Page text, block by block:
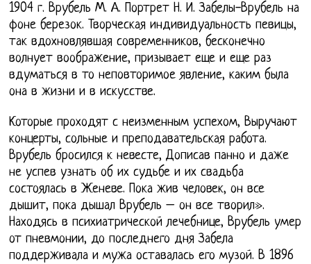
1904 г. Врубель М. А. Портрет Н. И. Забелы-Врубель на
фоне березок. Творческая индивидуальность певицы,
так вдохновлявшая современников, бесконечно
волнует воображение, призывает еще и еще раз
вдуматься в то неповторимое явление, каким была
она в жизни и в искусстве.
Которые проходят с неизменным успехом, Выручают
концерты, сольные и преподавательская работа.
Врубель бросился к невесте, Дописав панно и даже
не успев узнать об их судьбе и их свадьба
состоялась в Женеве. Пока жив человек, он все
дышит, пока дышал Врубель – он все творил».
Находясь в психиатрической лечебнице, Врубель умер
от пневмонии, до последнего дня Забела
поддерживала и мужа оставалась его музой. В 1896